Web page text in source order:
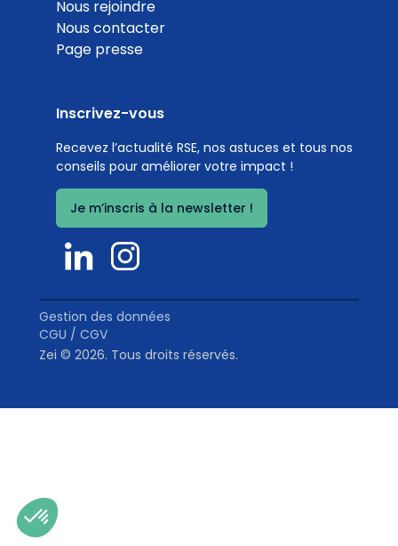
organiques
Détails
Nous rejoindre
Nous contacter
Page presse
Inscrivez-vous
Recevez l’actualité RSE, nos astuces et tous nos
conseils pour améliorer votre impact !
Je m’inscris à la newsletter !
Gestion des données
CGU / CGV
Zei © 2026. Tous droits réservés.